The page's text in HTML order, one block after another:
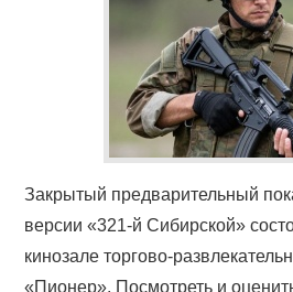
Закрытый предварительный
версии «321-й Сибирской»
кинозале торгово-
«Пионер». Посмотреть и